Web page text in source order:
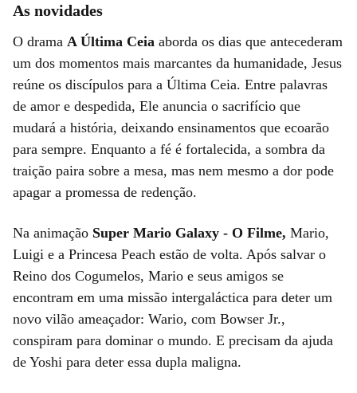
As novidades
O drama A Última Ceia aborda os dias que antecederam
um dos momentos mais marcantes da humanidade, Jesus
reúne os discípulos para a Última Ceia. Entre palavras
de amor e despedida, Ele anuncia o sacrifício que
mudará a história, deixando ensinamentos que ecoarão
para sempre. Enquanto a fé é fortalecida, a sombra da
traição paira sobre a mesa, mas nem mesmo a dor pode
apagar a promessa de redenção.
Na animação Super Mario Galaxy - O Filme, Mario,
Luigi e a Princesa Peach estão de volta. Após salvar o
Reino dos Cogumelos, Mario e seus amigos se
encontram em uma missão intergaláctica para deter um
novo vilão ameaçador: Wario, com Bowser Jr.,
conspiram para dominar o mundo. E precisam da ajuda
de Yoshi para deter essa dupla maligna.